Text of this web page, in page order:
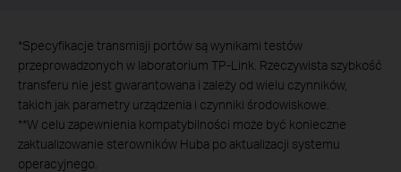
*Specyfikacje transmisji portów są wynikami testów
przeprowadzonych w laboratorium TP-Link. Rzeczywista szybkość
transferu nie jest gwarantowana i zależy od wielu czynników,
takich jak parametry urządzenia i czynniki środowiskowe.
**W celu zapewnienia kompatybilności może być konieczne
zaktualizowanie sterowników Huba po aktualizacji systemu
operacyjnego.